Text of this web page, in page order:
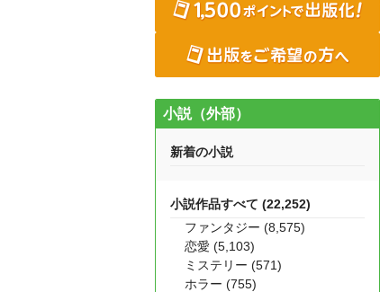
小説（外部）
新着の小説
小説作品すべて (22,252)
ファンタジー (8,575)
恋愛 (5,103)
ミステリー (571)
ホラー (755)